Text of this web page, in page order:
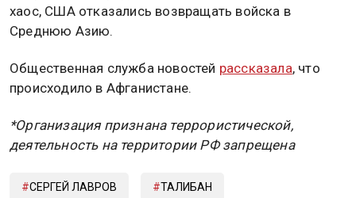
хаос, США отказались возвращать войска в
Среднюю Азию.
Общественная служба новостей рассказала, что
происходило в Афганистане.
*Организация признана террористической,
деятельность на территории РФ запрещена
СЕРГЕЙ ЛАВРОВ ТАЛИБАН